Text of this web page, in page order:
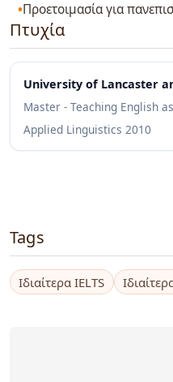
Προετοιμασία για
Πτυχία
University of Lancaster
Master - Teaching English
Applied Linguistics 2010
Tags
Ιδιαίτερα IELTS